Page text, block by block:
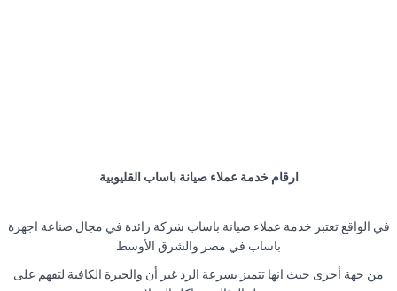
ارقام خدمة عملاء صيانة باساب القليوبية
في الواقع تعتبر خدمة عملاء صيانة باساب شركة رائدة في مجال صناعة اجهزة
باساب في مصر والشرق الأوسط
من جهة أخرى حيث انها تتميز بسرعة الرد غير أن والخبرة الكافية لتفهم على